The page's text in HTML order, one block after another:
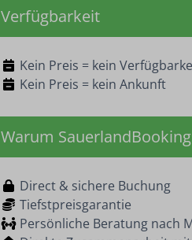
Verfügbarkeit
Kein Preis = kein
Kein Preis = kein Ankunft
Warum
Direct & sichere Buchung
Tiefstpreisgarantie
Persönliche Beratung nach